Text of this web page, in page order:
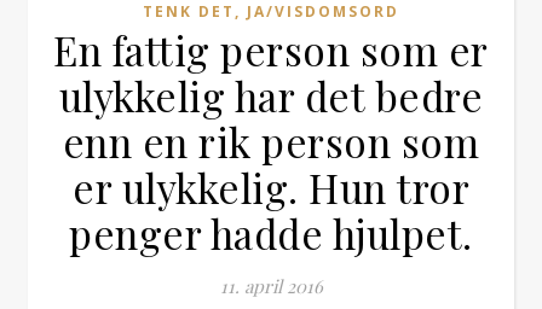
TENK DET, JA/VISDOMSORD
En fattig person som er
ulykkelig har det bedre
enn en rik person som
er ulykkelig. Hun tror
penger hadde hjulpet.
11. april 2016